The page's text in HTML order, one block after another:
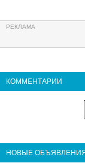
КОММЕНТАРИИ
НОВЫЕ